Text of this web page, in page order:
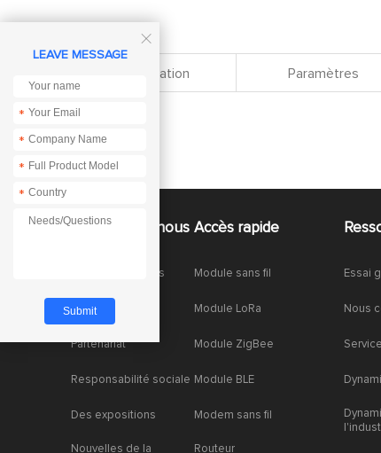
Spécification Paramètres
À propos de nous
À propos de nous
Honneurs
Partenariat
Responsabilité sociale
Des expositions
Nouvelles de la
Accès rapide
Module sans fil
Module LoRa
Module ZigBee
Module BLE
Modem sans fil
Routeur
Essai
Nous

LEAVE MESSAGE
*
*
*
*